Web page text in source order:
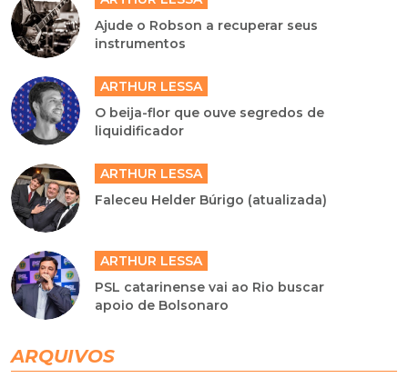
Ajude o Robson a recuperar seus
instrumentos
ARTHUR LESSA
O beija-flor que ouve segredos de
liquidificador
ARTHUR LESSA
Faleceu Helder Búrigo (atualizada)
ARTHUR LESSA
PSL catarinense vai ao Rio buscar
apoio de Bolsonaro
ARQUIVOS